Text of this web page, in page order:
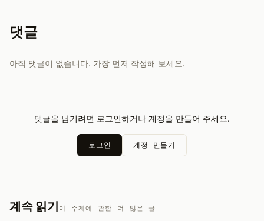
댓글
아직 댓글이 없습니다. 가장 먼저 작성해 보세요.
댓글을 남기려면 로그인하거나 계정을 만들어 주세요.
로그인 계정 만들기
계속 읽기 이 주제에 관한 더 많은 글